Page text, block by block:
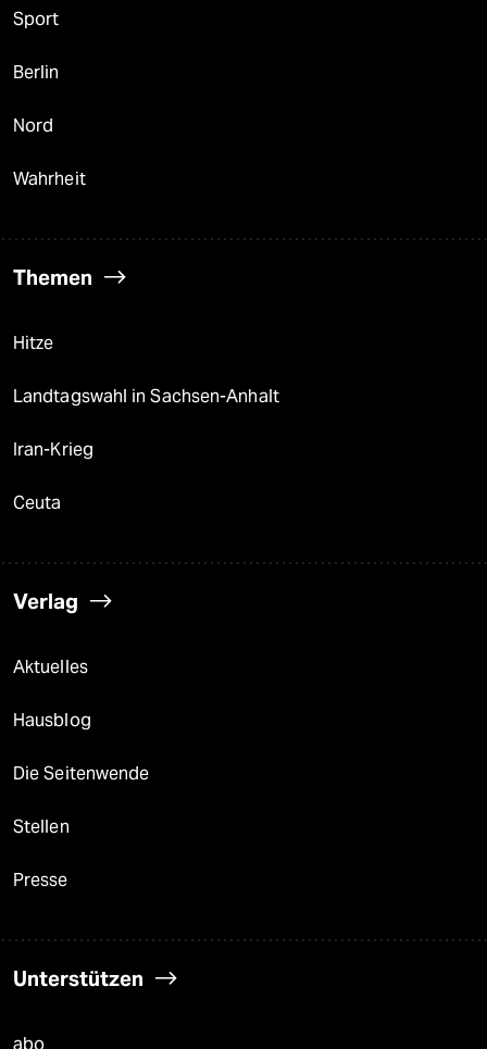
Sport
Berlin
Nord
Wahrheit
Themen
Hitze
Landtagswahl in Sachsen-Anhalt
Iran-Krieg
Ceuta
Verlag
Aktuelles
Hausblog
Die Seitenwende
Stellen
Presse
Unterstützen
abo